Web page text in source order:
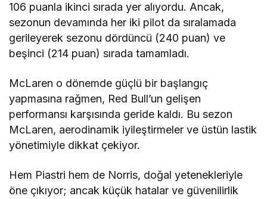
106 puanla ikinci sırada yer alıyordu. Ancak,
sezonun devamında her iki pilot da sıralamada
gerileyerek sezonu dördüncü (240 puan) ve
beşinci (214 puan) sırada tamamladı.
McLaren o dönemde güçlü bir başlangıç
yapmasına rağmen, Red Bull’un gelişen
performansı karşısında geride kaldı. Bu sezon
McLaren, aerodinamik iyileştirmeler ve üstün lastik
yönetimiyle dikkat çekiyor.
Hem Piastri hem de Norris, doğal yetenekleriyle
öne çıkıyor; ancak küçük hatalar ve güvenilirlik